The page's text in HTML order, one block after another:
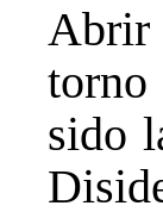
Abrir
sido